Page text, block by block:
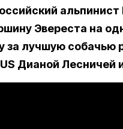
Эвереста на
за лучшую собачью
Дианой